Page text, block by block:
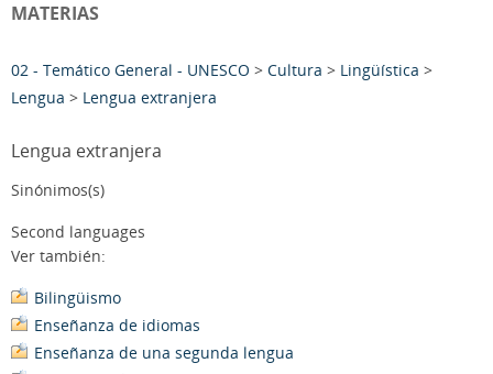
MATERIAS
02 - Temático General - UNESCO > Cultura > Lingüística >
Lengua > Lengua extranjera
Lengua extranjera
Sinónimos(s)
Second languages
Ver también:
Bilingüismo
Enseñanza de idiomas
Enseñanza de una segunda lengua